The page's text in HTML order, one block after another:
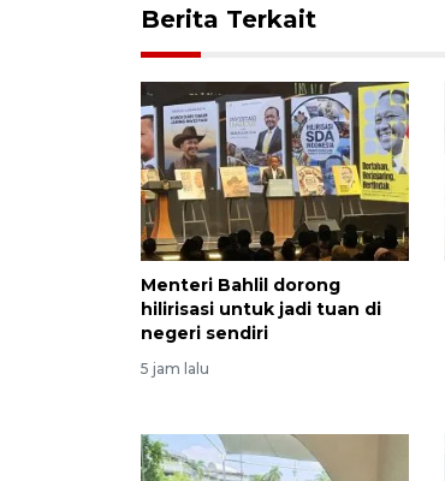
Berita Terkait
Menteri Bahlil dorong
hilirisasi untuk jadi tuan di
negeri sendiri
5 jam lalu